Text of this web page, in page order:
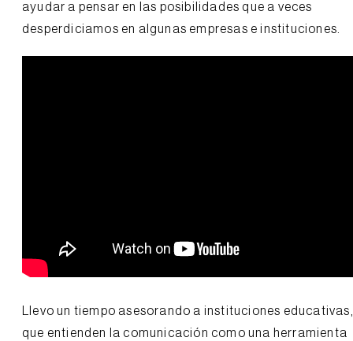
ayudar a pensar en las posibilidades que a veces
desperdiciamos en algunas empresas e instituciones.
Llevo un tiempo asesorando a instituciones educativas,
que entienden la comunicación como una herramienta